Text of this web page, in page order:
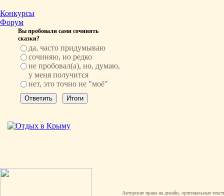
Конкурсы
Форум
Вы пробовали сами сочинять
сказки?
да, часто придумываю
сочиняю, но редко
не пробовал(а), но, думаю,
у меня получится
нет, это точно не "моё"
Авторские права на дизайн, оригинальные